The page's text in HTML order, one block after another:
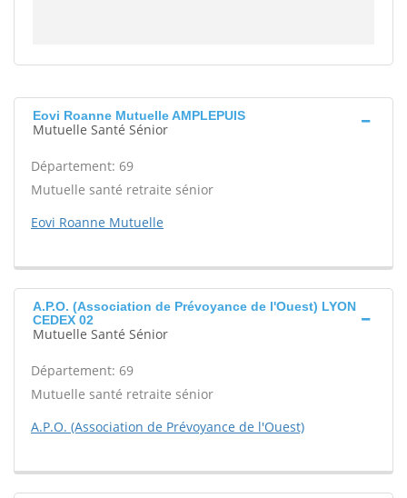
Eovi Roanne Mutuelle AMPLEPUIS
Mutuelle Santé Sénior
Département: 69
Mutuelle santé retraite sénior
Eovi Roanne Mutuelle
A.P.O. (Association de Prévoyance de l'Ouest) LYON
CEDEX 02
Mutuelle Santé Sénior
Département: 69
Mutuelle santé retraite sénior
A.P.O. (Association de Prévoyance de l'Ouest)